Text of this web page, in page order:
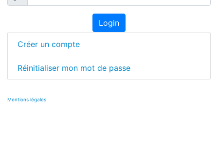
Login
Créer un compte
Réinitialiser mon mot de passe
Mentions légales